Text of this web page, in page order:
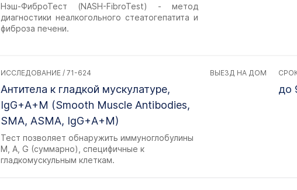
Нэш-ФиброТест (NASH-FibroTest) - метод
диагностики неалкогольного стеатогепатита и
фиброза печени.
ИССЛЕДОВАНИЕ / 71-624
Антитела к гладкой мускулатуре,
IgG+A+M (Smooth Muscle Antibodies,
SMA, ASMA, IgG+A+M)
Тест позволяет обнаружить иммуноглобулины
М, А, G (суммарно), специфичные к
гладкомускульным клеткам.
ВЫЕЗД НА ДОМ
до